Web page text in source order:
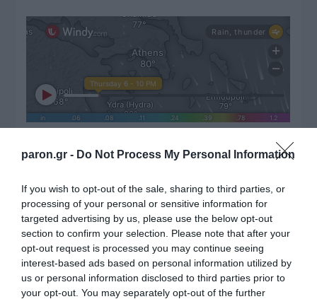
paron.gr - Do Not Process My Personal Information
If you wish to opt-out of the sale, sharing to third parties, or
processing of your personal or sensitive information for
targeted advertising by us, please use the below opt-out
section to confirm your selection. Please note that after your
opt-out request is processed you may continue seeing
interest-based ads based on personal information utilized by
us or personal information disclosed to third parties prior to
your opt-out. You may separately opt-out of the further
ΔΙΑΒΑΣΤΕ ΚΑΙ ΤΑ ΠΑΡΑΚΑΤΩ
LIVE: Η Θεία Λειτουργία της Μεταμορφώσεως του
Σωτήρος
Ο καιρός των επομένων ημερών: Κανονικός
Αύγουστος με δυνατούς βοριάδες και σταδιακή
άνοδο της θερμοκρασίας
Ξύπνησαν, αλλά για τους λάθος λόγους…